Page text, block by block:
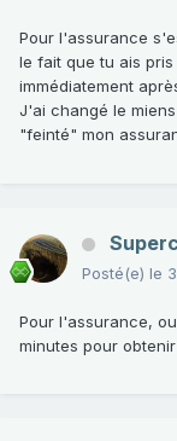
Pour l'assurance
le fait que tu ais
immédiatement
J'ai changé le
"feinté" mon
Posté(e) le
Pour l'assurance,
minutes pour